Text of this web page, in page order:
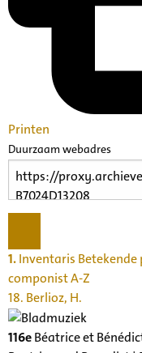
Printen
Duurzaam webadres
1.Inventaris
componist A-Z
18. Berlioz, H.
116eBéatrice et